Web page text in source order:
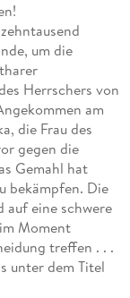
um die
Herrschers von
am
die Frau des
gegen die
Gemahl hat
bekämpfen. Die
auf eine schwere
Moment
treffen . . .
unter dem Titel